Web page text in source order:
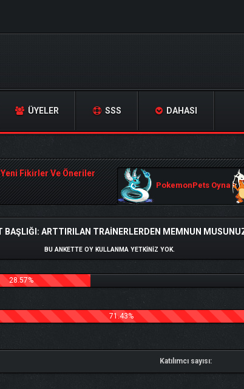
ÜYELER SSS DAHASI
Yeni Fikirler Ve Öneriler
PokemonPets Oyna
BAŞLIĞI: ARTTIRILAN TRAINERLERDEN MEMNUN
BU ANKETTE OY KULLANMA YETKINIZ YOK.
28.57%
71.43%
Katılımcı sayısı: